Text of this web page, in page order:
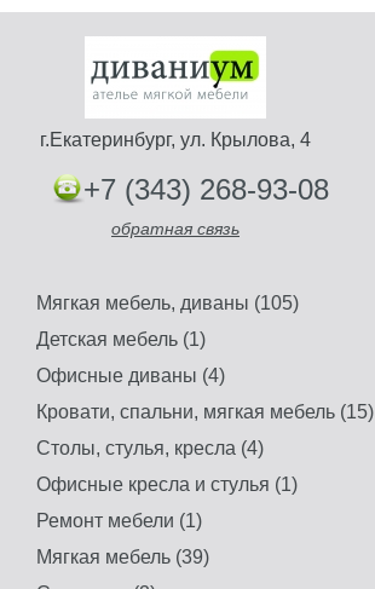
г.Екатеринбург, ул. Крылова, 4
+7 (343) 268-93-08
обратная связь
Мягкая мебель, диваны (105)
Детская мебель (1)
Офисные диваны (4)
Кровати, спальни, мягкая мебель (15)
Столы, стулья, кресла (4)
Офисные кресла и стулья (1)
Ремонт мебели (1)
Мягкая мебель (39)